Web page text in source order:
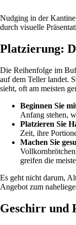
Nudging in der
durch visuelle
Platzierung:
Die Reihenfolge im
auf dem Teller landet.
sieht, oft am meisten
Beginnen Sie
Anfang stehen,
Platzieren Sie
Zeit, ihre
Machen Sie
greifen die
Es geht nicht darum,
Angebot zum
Geschirr und